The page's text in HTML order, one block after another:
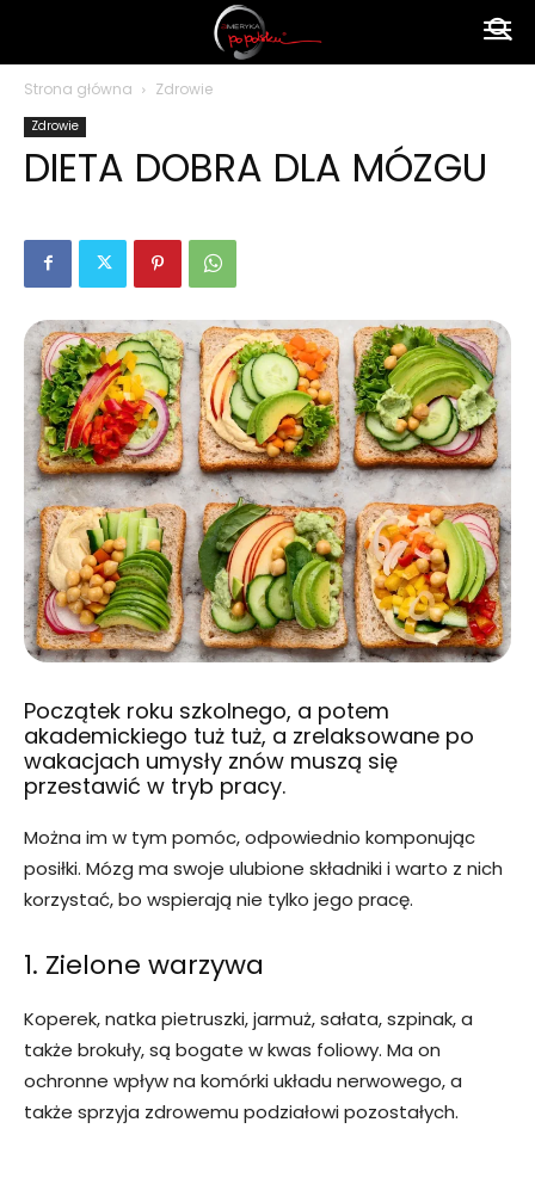
polsku
Strona główna Zdrowie
Zdrowie
DIETA DOBRA DLA MÓZGU
Początek roku szkolnego, a potem
akademickiego tuż tuż, a zrelaksowane po
wakacjach umysły znów muszą się
przestawić w tryb pracy.
Można im w tym pomóc, odpowiednio komponując
posiłki. Mózg ma swoje ulubione składniki i warto z nich
korzystać, bo wspierają nie tylko jego pracę.
1. Zielone warzywa
Koperek, natka pietruszki, jarmuż, sałata, szpinak, a
także brokuły, są bogate w kwas foliowy. Ma on
ochronne wpływ na komórki układu nerwowego, a
także sprzyja zdrowemu podziałowi pozostałych.